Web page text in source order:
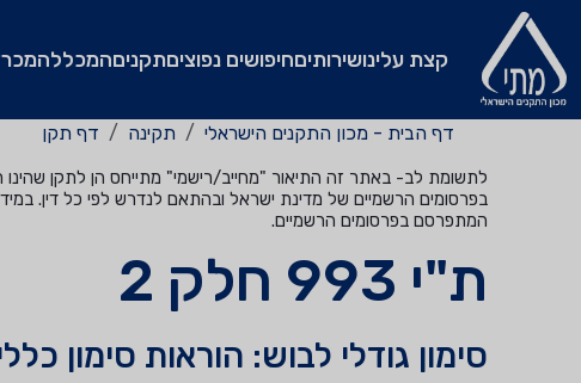
קצת עלינושירותיםחיפושים נפוציםתקניםהמכללה
דף הבית - מכון התקנים הישראלי תקינה דף תקן
לתשומת לב- באתר זה התיאור "מחייב/רישמי" מתייחס הן לתקן שהינו
בפרסומים הרשמיים של מדינת ישראל ובהתאם לנדרש לפי כל דין.
המתפרסם בפרסומים הרשמיים.
ת"י 993 חלק 2
סימון גודלי לבוש: הוראות סימון